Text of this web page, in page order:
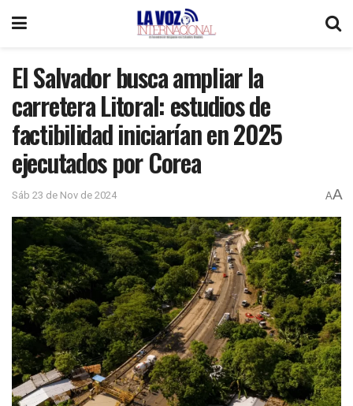
El Salvador busca ampliar la
carretera Litoral: estudios de
factibilidad iniciarían en 2025
ejecutados por Corea
Sáb 23 de Nov de 2024 AA